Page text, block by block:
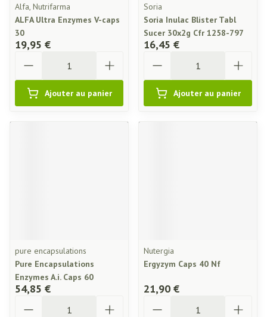
Alfa, Nutrifarma
ALFA Ultra Enzymes V-caps
30
19,95 €
Ajouter au panier
Soria
Soria Inulac Blister Tabl
Sucer 30x2g Cfr 1258-797
16,45 €
Ajouter au panier
pure encapsulations
Pure Encapsulations
Enzymes A.i. Caps 60
54,85 €
Nutergia
Ergyzym Caps 40 Nf
21,90 €